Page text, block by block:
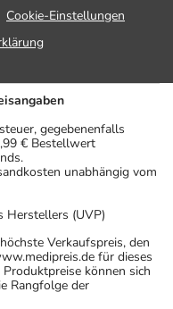
Cookie-Einstellungen
gegebenenfalls
€ Bestellwert
unabhängig vom
Herstellers (UVP)
Verkaufspreis, den
für dieses
können sich
Rangfolge der